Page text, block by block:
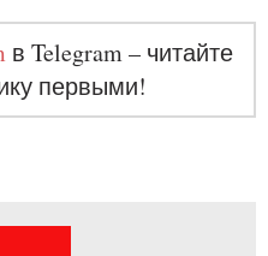
в Telegram – читайте
первыми!